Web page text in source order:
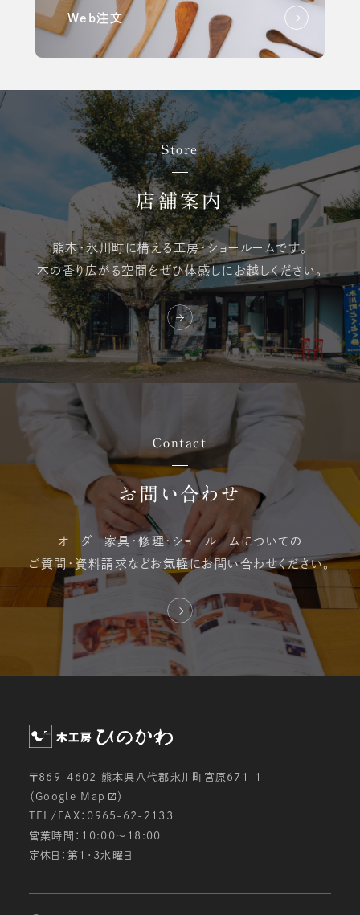
Web注文
Store
店舗案内
熊本・氷川町に構える工房・ショールームです。
木の香り広がる空間をぜひ体感しにお越しください。
Contact
お問い合わせ
オーダー家具・修理・ ショールームについての
ご質問・資料請求などお気軽にお問い合わせください。
〒869-4602 熊本県八代郡氷川町宮原671-1
（ Google Map
）
TEL/FAX：0965-62-2133
営業時間：10:00〜18:00
定休日：第1・3水曜日